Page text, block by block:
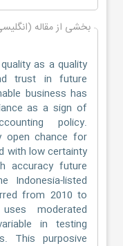
بخشی از مقاله
as a quality
trust in future
business has
as a sign of
policy.
open chance for
with low certainty
accuracy future
Indonesia-listed
from 2010 to
moderated
in testing
This purposive